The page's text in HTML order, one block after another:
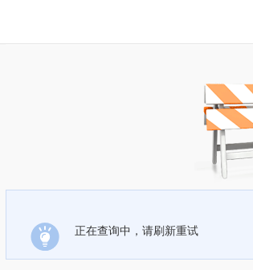
正在查询中，请刷新重试